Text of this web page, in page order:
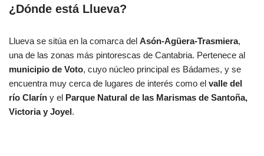
¿Dónde está Llueva?
Llueva se sitúa en la comarca del Asón-Agüera-Trasmiera,
una de las zonas más pintorescas de Cantabria. Pertenece al
municipio de Voto, cuyo núcleo principal es Bádames, y se
encuentra muy cerca de lugares de interés como el valle del
río Clarín y el Parque Natural de las Marismas de Santoña,
Victoria y Joyel.